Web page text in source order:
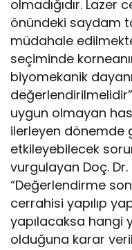
olmadığıdır. Lazer
önündeki saydam
müdahale
seçiminde
biyomekanik
uygun olmayan
ilerleyen dönemde
etkileyebilecek
vurgulayan Doç. Dr.
“Değerlendirme
cerrahisi yapılıp
yapılacaksa hangi
olduğuna karar